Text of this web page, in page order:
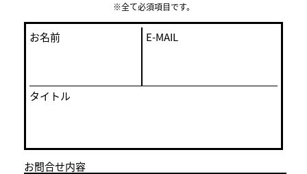
※全て必須項目です。
お名前 E-MAIL
タイトル
お問合せ内容